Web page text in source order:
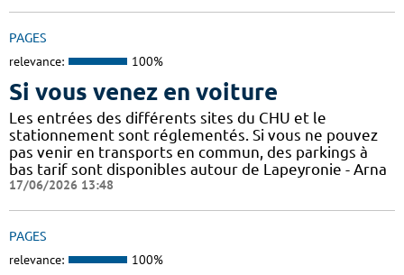
PAGES
relevance: 100%
Si vous venez en voiture
Les entrées des différents sites du CHU et le
stationnement sont réglementés. Si vous ne pouvez
pas venir en transports en commun, des parkings à
bas tarif sont disponibles autour de Lapeyronie - Arna
17/06/2026 13:48
PAGES
relevance: 100%